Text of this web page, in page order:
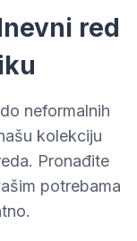
red
neformalnih
kolekciju
Pronađite
potrebama